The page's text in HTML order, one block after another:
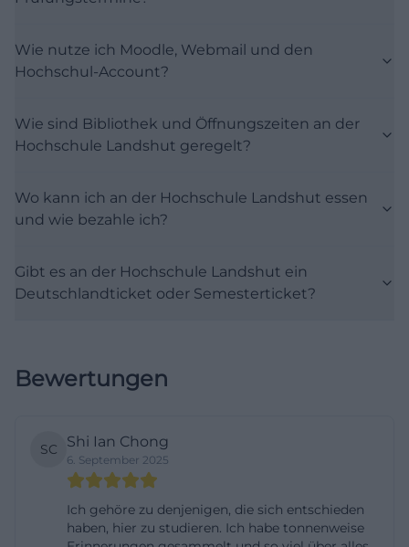
März 2026, mit einer zusätzlich ausgewiesenen
vorlesungsfreien Phase vom 15. Februar bis 14. März
Prüfungsvorbereitung plant, kann sich an diesen
klaren Zeitfenstern orientieren. Die Hochschule
Prüfungstermine immer den Prüfungsplänen der
Fakultäten zu entnehmen sind. Das ist
Semesterrahmen und der individuelle
Prüfungsplan ergänzen, aber nicht ersetzen. ([haw-
26_HL_genehmigt.pdf))
Terminlogik verbunden. Auf der entsprechenden
Seite finden sich konkrete Links zu
Modulhandbuch, Prüfungsplan Wintersemester
2025/2026, Semestertermine Sommersemester
Wie nutze ich Moodle, Webmail und den
Hochschul-Account?
Wie sind Bibliothek und Öffnungszeiten an der
Hochschule Landshut geregelt?
Wo kann ich an der Hochschule Landshut essen
und wie bezahle ich?
Gibt es an der Hochschule Landshut ein
Deutschlandticket oder Semesterticket?
Bewertungen
SC Shi Ian Chong
6. September 2025
Ich gehöre zu denjenigen, die sich entschieden
haben, hier zu studieren. Ich habe tonnenweise